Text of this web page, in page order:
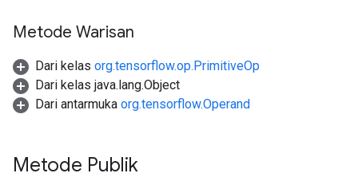
Metode Warisan
Dari kelas org.tensorflow.op.PrimitiveOp
Dari kelas java.lang.Object
Dari antarmuka org.tensorflow.Operand
Metode Publik